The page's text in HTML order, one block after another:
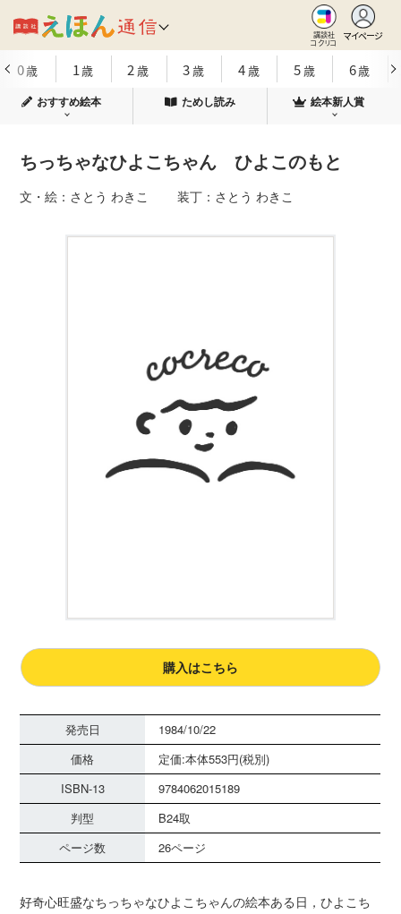
講談社
コクリコ
マイページ
0歳 1歳 2 歳 3歳 4歳 5歳 6歳
おすすめ絵本 ためし読み 絵本新人賞
ちっちゃなひよこちゃん ひよこのもと
文・絵：さとう わきこ 装丁：さとう わきこ
購入はこちら
発売日
1984/10/22
価格
定価:本体553円(税別)
ISBN-13
9784062015189
判型
B24取
ページ数
26ページ
好奇心旺盛なちっちゃなひよこちゃんの絵本ある日，ひよこち